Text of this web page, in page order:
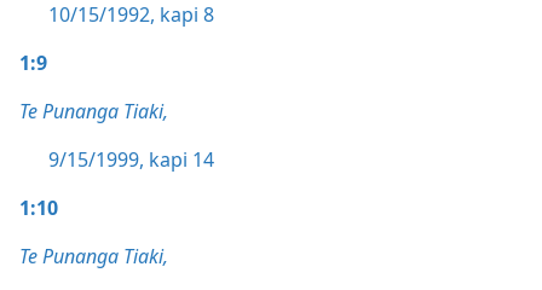
10/15/1992, kapi 8
1:9
Te Punanga Tiaki,
9/15/1999, kapi 14
1:10
Te Punanga Tiaki,